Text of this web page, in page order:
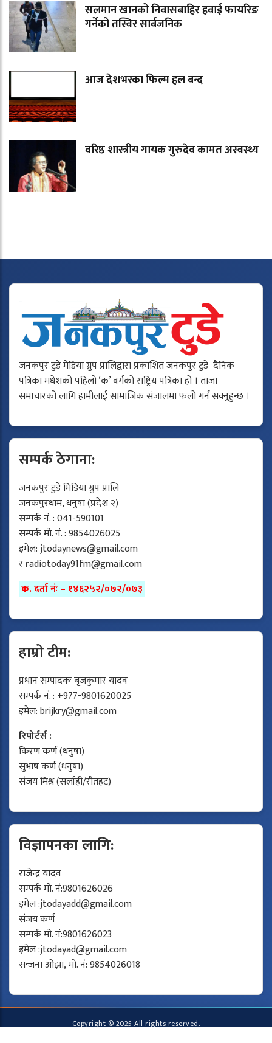
सलमान खानको निवासबाहिर हवाई फायरिङ
गर्नेको तस्विर सार्बजनिक
आज देशभरका फिल्म हल बन्द
वरिष्ठ शास्त्रीय गायक गुरुदेव कामत अस्वस्थ्य
जनकपुर टुडे मेडिया ग्रुप प्रालिद्वारा प्रकाशित जनकपुर टुडे दैनिक
पत्रिका मधेशको पहिलो ‘क’ वर्गको राष्ट्रिय पत्रिका हो । ताजा
समाचारको लागि हामीलाई सामाजिक संजालमा फलो गर्न सक्नुहुन्छ ।
सम्पर्क ठेगाना:
जनकपुर टुडे मिडिया ग्रुप प्रालि
जनकपुरधाम, धनुषा (प्रदेश २)
सम्पर्क नं. : 041-590101
सम्पर्क मो. नं. : 9854026025
इमेल:jtodaynews@gmail.com
रradiotoday91fm@gmail.com
क. दर्ता नंः – १४६२५२/०७२/०७३
हाम्रो टीम:
प्रधान सम्पादकः बृजकुमार यादव
सम्पर्क नं. : +977-9801620025
इमेल:brijkry@gmail.com
रिपोर्टर्स :
किरण कर्ण (धनुषा)
सुभाष कर्ण (धनुषा)
संजय मिश्र (सर्लाही/रौतहट)
विज्ञापनका लागि:
राजेन्द्र यादव
सम्पर्क मो. नं:9801626026
इमेल :jtodayadd@gmail.com
संजय कर्ण
सम्पर्क मो. नं:9801626023
इमेल :jtodayad@gmail.com
सन्जना ओझा, मो. नं: 9854026018
Copyright © 2025 All rights reserved.